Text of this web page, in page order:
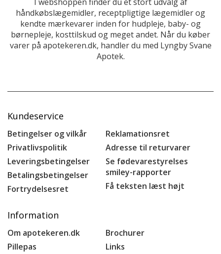
håndkøbslægemidler, receptpligtige lægemidler og
kendte mærkevarer inden for hudpleje, baby- og
børnepleje, kosttilskud og meget andet. Når du køber
varer på apotekeren.dk, handler du med Lyngby Svane
Apotek.
Kundeservice
Betingelser og vilkår
Privatlivspolitik
Leveringsbetingelser
Betalingsbetingelser
Fortrydelsesret
Reklamationsret
Adresse til returvarer
Se fødevarestyrelses
smiley-rapporter
Få teksten læst højt
Information
Om apotekeren.dk
Pillepas
Brochurer
Links